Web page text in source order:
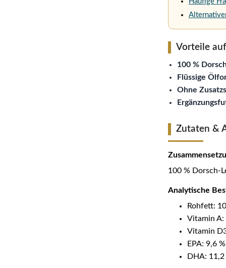
Vorteile
100 %
Flüssige
Ohne
Zutaten &
100 % Dorsch-
Analytische
Rohfett:
Vitamin A:
Vitamin
EPA: 9,6 %
DHA: 11,2